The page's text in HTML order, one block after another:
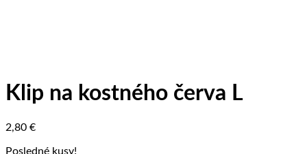
Klip na kostného červa L
2,80 €
Posledné kusy!